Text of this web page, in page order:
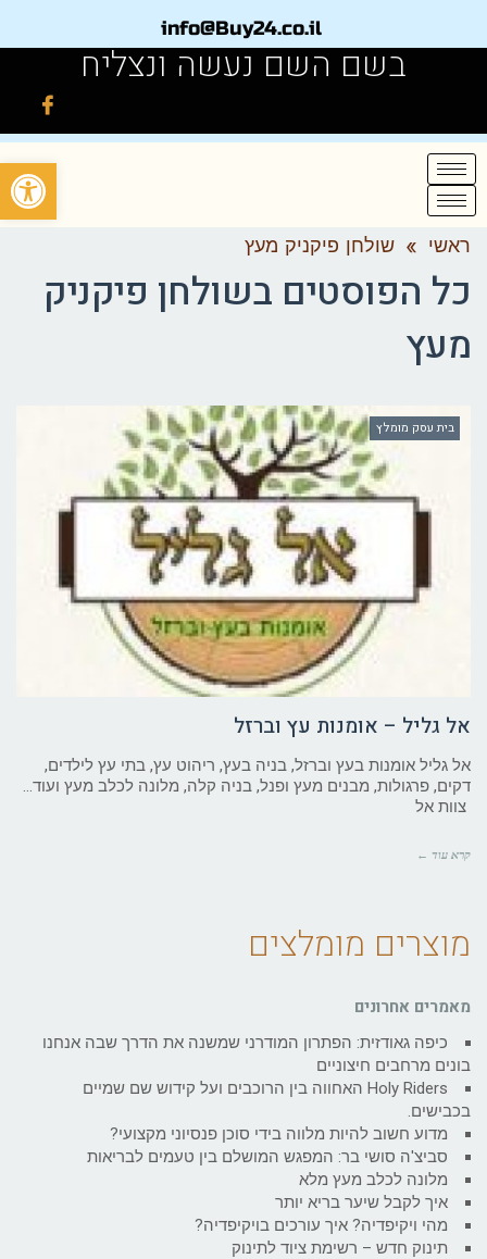
info@Buy24.co.il
בשם השם נעשה ונצליח
ראשי » שולחן פיקניק מעץ
כל הפוסטים בשולחן פיקניק
מעץ
בית עסק מומלץ
אל גליל – אומנות עץ וברזל
אל גליל אומנות בעץ וברזל, בניה בעץ, ריהוט עץ, בתי עץ לילדים,
דקים, פרגולות, מבנים מעץ ופנל, בניה קלה, מלונה לכלב מעץ ועוד…
צוות אל
קרא עוד ←
מוצרים מומלצים
מאמרים אחרונים
כיפה גאודזית: הפתרון המודרני שמשנה את הדרך שבה אנחנו
בונים מרחבים חיצוניים
Holy Riders האחווה בין הרוכבים ועל קידוש שם שמיים
בכבישים.
מדוע חשוב להיות מלווה בידי סוכן פנסיוני מקצועי?
סביצ'ה סושי בר: המפגש המושלם בין טעמים לבריאות
מלונה לכלב מעץ מלא
איך לקבל שיער בריא יותר
מהי ויקיפדיה? איך עורכים בויקיפדיה?
תינוק חדש – רשימת ציוד לתינוק